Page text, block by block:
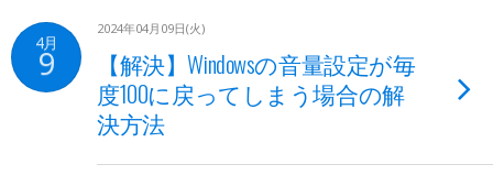
4月
9
2024年04月09日(火)
【解決】Windowsの音量設定が毎
度100に戻ってしまう場合の解
決方法